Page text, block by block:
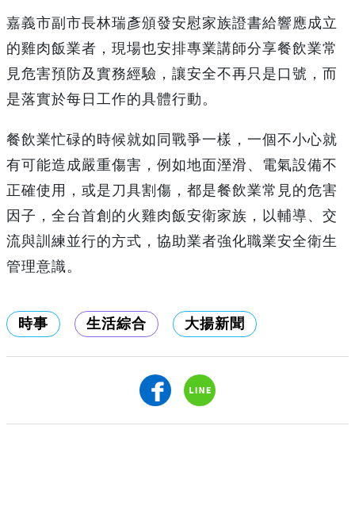
嘉義市副市長林瑞彥頒發安慰家族證書給響應成立
的雞肉飯業者，現場也安排專業講師分享餐飲業常
見危害預防及實務經驗，讓安全不再只是口號，而
是落實於每日工作的具體行動。
餐飲業忙碌的時候就如同戰爭一樣，一個不小心就
有可能造成嚴重傷害，例如地面溼滑、電氣設備不
正確使用，或是刀具割傷，都是餐飲業常見的危害
因子，全台首創的火雞肉飯安衛家族，以輔導、交
流與訓練並行的方式，協助業者強化職業安全衛生
管理意識。
時事 生活綜合 大揚新聞